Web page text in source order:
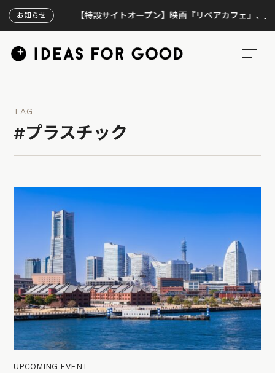
お知らせ【特設サイトオープン】映画『リペアカフェ』、上映300回
TAG
#プラスチック
UPCOMING EVENT